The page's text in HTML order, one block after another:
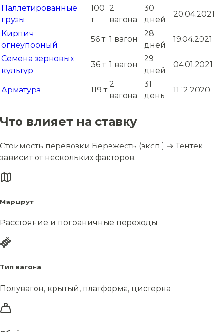
Паллетированные
грузы
100
т
2
вагона
30
дней
20.04.2021
Кирпич
огнеупорный
56 т 1 вагон
28
дней
19.04.2021
Семена зерновых
культур
36 т 1 вагон
29
дней
04.01.2021
Арматура 119 т
2
вагона
31
день
11.12.2020
Что влияет на ставку
Стоимость перевозки Бережесть (эксп.) → Тентек
зависит от нескольких факторов.
Маршрут
Расстояние и пограничные переходы
Тип вагона
Полувагон, крытый, платформа, цистерна